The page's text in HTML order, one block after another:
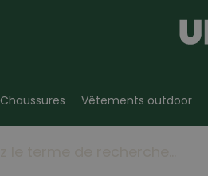
Chaussures Vêtements outdoor